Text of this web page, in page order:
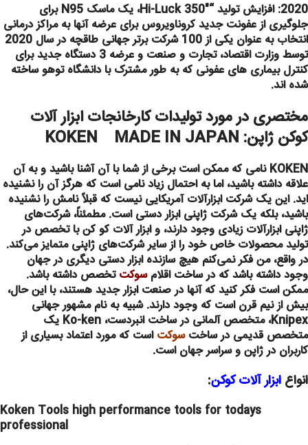
2020:
افزایش تولید “Hi-Luck 350″، یک ماسک N95 برای
جلوگیری از عفونت جدید کروناویروس برای عرضه آنها به مراکز درمانی
انتخاب به عنوان یکی از 100 شرکت برتر جهانی طاقچه در سال 2020
توسط وزارت اقتصاد، تجارت و صنعت و عرضه 3 دستگاه جدید برای
کنترل بیماری های عفونی که به طور مشترک با دانشگاه توهو ساخته
شده اند.
مختصری در مورد تولیدات کارخانجاتابزار آلات
کوکن ژاپن: KOKEN MADE IN JAPAN
KOKEN نامی که ممکن است برخی از شما با آن آشنا باشید و به آن
علاقه داشته باشید، اما به احتمال زیاد نامی است که هرگز آن را نشنیده
اید. این یک شرکت ابزارآلات آمریکایی نیست که قبلاً نامش را نشنیده
باشید، بلکه یک شرکت ژاپنی ابزار دستی است. مطمئناً، شرکت‌های
ژاپنی ابزارآلات زیادی وجود دارند، و ابزار آلات کو کن با تخصص در
تولید محصولات خاص خود را از سایر شرکت‌های ژاپنی متمایز می‌کند.
در واقع، من فکر نمی‌کنم هیچ سازنده ابزار دستی دیگری در جهان
وجود داشته باشد که در ساخت اقلامسوکتتخصص داشته باشد.
ممکن است فکر کنید که آنها در صنعت ابزار جدید هستند، با این حال،
بیش از نیم قرن است که وجود دارند. شبیه به نام مشهور جهانی
Knipex، متخصص آلمانی در ساخت انبردست، Ko-ken یک
متخصص قدیمی در ساختسوکتاست که مورد اعتماد بسیاری از
کاربران در ژاپن و سراسر جهان است.
انواع ابزار آلات کوکن:
Koken Tools high performance tools for todays
professional